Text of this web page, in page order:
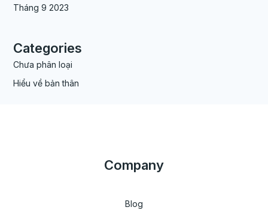
Tháng 9 2023
Categories
Chưa phân loại
Hiểu về bản thân
Company
Blog